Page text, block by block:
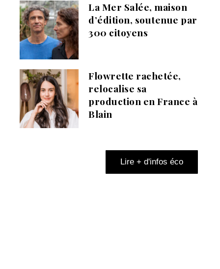
La Mer Salée, maison
d’édition, soutenue par
300 citoyens
Flowrette rachetée,
relocalise sa
production en France à
Blain
Lire + d'infos éco